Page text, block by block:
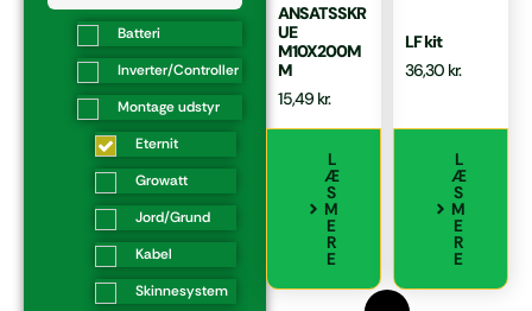
Batteri
Inverter/Controller
Montage udstyr
Eternit
Growatt
Jord/Grund
Kabel
Skinnesystem
ANSATSSKR
UE
M10X200M
M
15,49 kr.
L
Æ
S
M
E
R
E
LF kit
36,30 kr.
L
Æ
S
M
E
R
E